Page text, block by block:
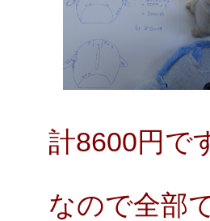
計8600円で
なので全部